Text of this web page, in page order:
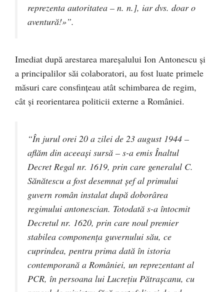
reprezenta autoritatea – n. n.], iar dvs. doar o
aventură!»”.
Imediat după arestarea mareşalului Ion Antonescu şi
a principalilor săi colaboratori, au fost luate primele
măsuri care consfinţeau atât schimbarea de regim,
cât şi reorientarea politicii externe a României.
“În jurul orei 20 a zilei de 23 august 1944 –
aflăm din aceeaşi sursă – s-a emis Înaltul
Decret Regal nr. 1619, prin care generalul C.
Sănătescu a fost desemnat şef al primului
guvern român instalat după doborârea
regimului antonescian. Totodată s-a întocmit
Decretul nr. 1620, prin care noul premier
stabilea componenţa guvernului său, ce
cuprindea, pentru prima dată în istoria
contemporană a României, un reprezentant al
PCR, în persoana lui Lucreţiu Pătraşcanu, cu